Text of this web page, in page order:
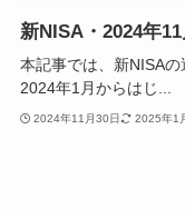
新NISA・2024年
本記事では、新NISA
2024年1月からはじ...
2024年11月30日 2025年1